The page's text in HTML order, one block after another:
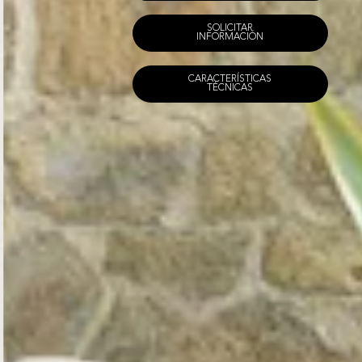
SOLICITAR
INFORMACIÓN
CARACTERÍSTICAS
TÉCNICAS